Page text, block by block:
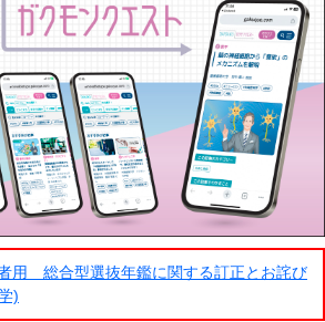
用 総合型選抜年鑑に関する訂正とお詫び
)